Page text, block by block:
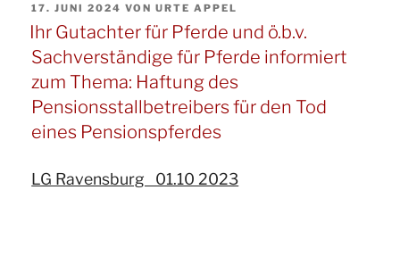
Pferde
und
ö.b.v.
Sachverständige
informiert
Thema:
VERÖFFENTLICHT
AM
17. JUNI 2024 VONURTE APPEL
Ihr Gutachter für Pferde und ö.b.v.
Sachverständige für Pferde informiert
zum Thema: Haftung des
Pensionsstallbetreibers für den Tod
eines Pensionspferdes
LG Ravensburg 01.10 2023